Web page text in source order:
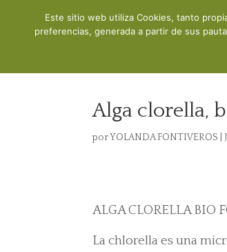
Alga clorella,
porYOLANDA FONTIVEROS
ALGA CLORELLA BIO
La chlorella es una
Este sitio web utiliza Cookies, tanto
preferencias, generada a partir de sus